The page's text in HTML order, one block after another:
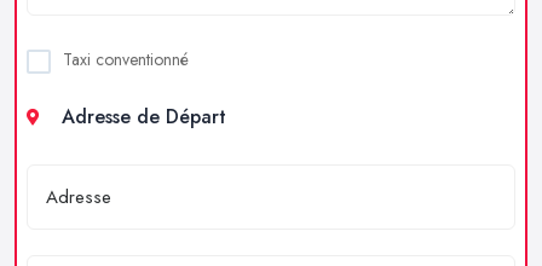
Taxi conventionné
Adresse de Départ